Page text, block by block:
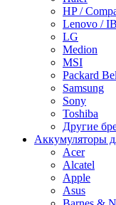
HP /
Lenovo /
LG
Medion
MSI
Packard
Samsung
Sony
Toshiba
Другие
Аккумуляторы
Acer
Alcatel
Apple
Asus